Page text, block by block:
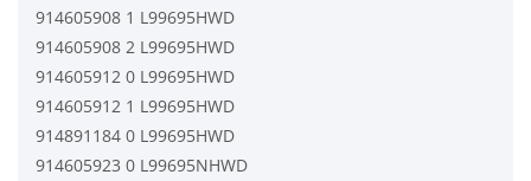
914605908 1 L99695HWD
914605908 2 L99695HWD
914605912 0 L99695HWD
914605912 1 L99695HWD
914891184 0 L99695HWD
914605923 0 L99695NHWD